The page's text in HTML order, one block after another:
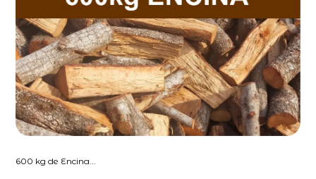
600 kg de Encina...